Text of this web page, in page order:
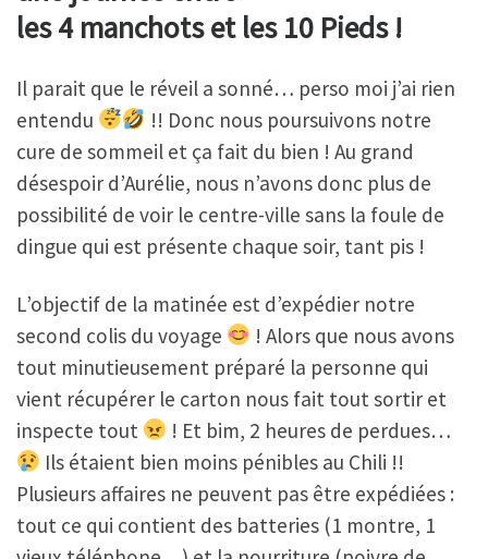
les 4 manchots et les 10 Pieds !
Il parait que le réveil a sonné… perso moi j’ai rien
entendu
!! Donc nous poursuivons notre
cure de sommeil et ça fait du bien ! Au grand
désespoir d’Aurélie, nous n’avons donc plus de
possibilité de voir le centre-ville sans la foule de
dingue qui est présente chaque soir, tant pis !
L’objectif de la matinée est d’expédier notre
second colis du voyage
! Alors que nous avons
tout minutieusement préparé la personne qui
vient récupérer le carton nous fait tout sortir et
inspecte tout
! Et bim, 2 heures de perdues…
Ils étaient bien moins pénibles au Chili !!
Plusieurs affaires ne peuvent pas être expédiées :
tout ce qui contient des batteries (1 montre, 1